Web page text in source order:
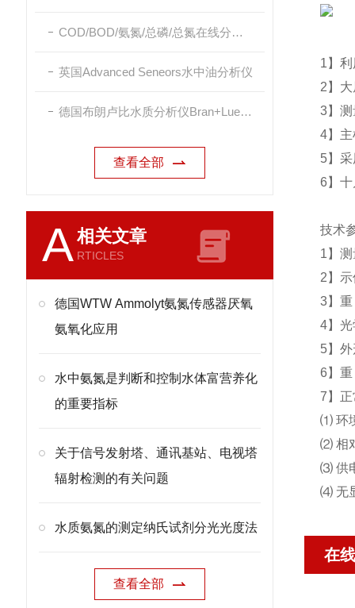
COD/BOD/氨氮/总磷/总氮在线分析仪
英国Advanced Seneors水中油分析仪
德国布朗卢比水质分析仪Bran+Luebbe
查看全部
A相关文章
RTICLES
德国WTW Ammolyt氨氮传感器厌氧
氨氧化应用
水中氨氮是判断和控制水体富营养化
的重要指标
关于信号发射塔、通讯基站、电视塔
辐射检测的有关问题
水质氨氮的测定纳氏试剂分光光度法
查看全部
1】
2】
3】
4】
5】
6】
技术
1】
2】
3】
4】
5】
6】
7】
⑴ 环
⑵ 相
⑶ 供
⑷ 无
在